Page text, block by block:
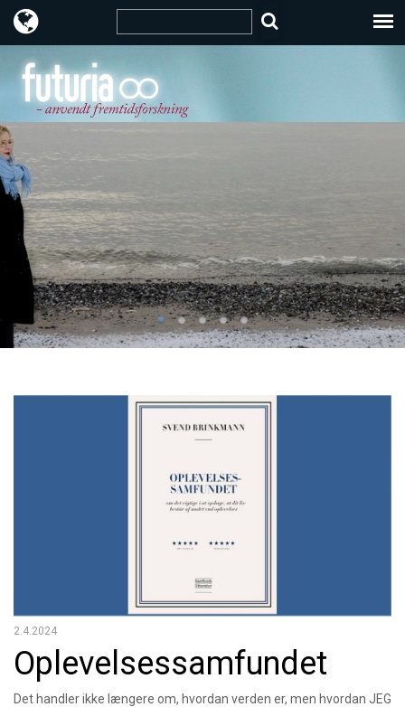
2.4.2024
Oplevelsessamfundet
Det handler ikke længere om, hvordan verden er, men hvordan JEG